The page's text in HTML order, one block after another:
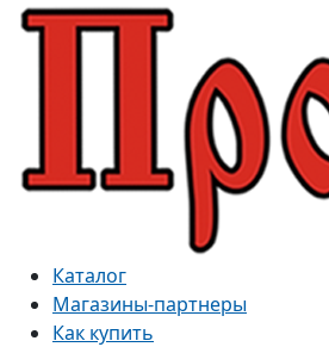
Каталог
Магазины-партнеры
Как купить